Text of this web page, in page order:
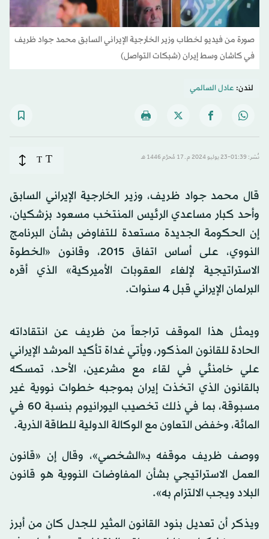
صورة من فيديو لخطاب وزير الخارجية الإيراني السابق محمد جواد ظريف
في كاشان وسط إيران (شبكات التواصل)
لندن: عادل السالمي
نُشر: 01:39-23 يوليو 2024 م ـ 17 مُحرَّم 1446 هـ T
T
قال محمد جواد ظريف، وزير الخارجية الإيراني السابق
وأحد كبار مساعدي الرئيس المنتخب مسعود بزشكيان،
إن الحكومة الجديدة مستعدة للتفاوض بشأن البرنامج
النووي، على أساس اتفاق 2015، وقانون «الخطوة
الاستراتيجية لإلغاء العقوبات الأميركية» الذي أقره
البرلمان الإيراني قبل 4 سنوات.
ويمثل هذا الموقف تراجعاً من ظريف عن انتقاداته
الحادة للقانون المذكور، ويأتي غداة تأكيد المرشد الإيراني
علي خامنئي في لقاء مع مشرعين، الأحد، تمسكه
بالقانون الذي اتخذت إيران بموجبه خطوات نووية غير
مسبوقة، بما في ذلك تخصيب اليورانيوم بنسبة 60 في
المائة، وخفض التعاون مع الوكالة الدولية للطاقة الذرية.
ووصف ظريف موقفه بـ«الشخصي»، وقال إن «قانون
العمل الاستراتيجي بشأن المفاوضات النووية هو قانون
البلاد ويجب الالتزام به».
ويذكر أن تعديل بنود القانون المثير للجدل كان من أبرز